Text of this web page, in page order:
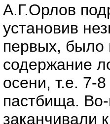
А.Г.Орлов
установив
первых, было
содержание
осени, т.е. 7-
пастбища.
заканчивали